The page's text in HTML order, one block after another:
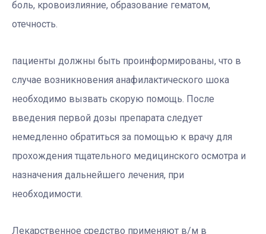
боль, кровоизлияние, образование гематом,
отечность.
пациенты должны быть проинформированы, что в
случае возникновения анафилактического шока
необходимо вызвать скорую помощь. После
введения первой дозы препарата следует
немедленно обратиться за помощью к врачу для
прохождения тщательного медицинского осмотра и
назначения дальнейшего лечения, при
необходимости.
Лекарственное средство применяют в/м в